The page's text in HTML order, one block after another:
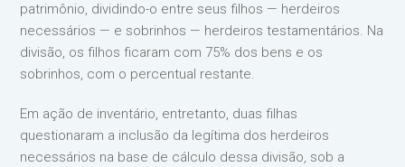
patrimônio, dividindo-o entre seus filhos — herdeiros
necessários — e sobrinhos — herdeiros testamentários. Na
divisão, os filhos ficaram com 75% dos bens e os
sobrinhos, com o percentual restante.
Em ação de inventário, entretanto, duas filhas
questionaram a inclusão da legítima dos herdeiros
necessários na base de cálculo dessa divisão, sob a